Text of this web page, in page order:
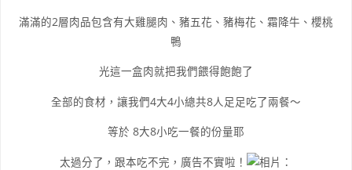
滿滿的2層肉品包含有大雞腿肉、豬五花、豬梅花、霜降牛、櫻桃
鴨
光這一盒肉就把我們餵得飽飽了
全部的食材，讓我們4大4小總共8人足足吃了兩餐～
等於 8大8小吃一餐的份量耶
太過分了，跟本吃不完，廣告不實啦！